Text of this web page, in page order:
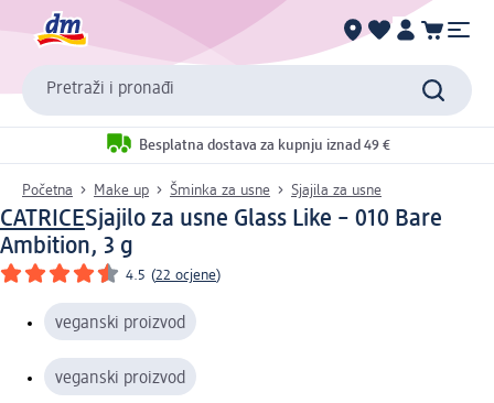
Pretraži i pronađi
Besplatna dostava za kupnju iznad 49 €
Početna Make up Šminka za usne Sjajila za usne
CATRICESjajilo za usne Glass Like – 010 Bare
Ambition, 3 g
4.5 (22 ocjene)
veganski proizvod
veganski proizvod